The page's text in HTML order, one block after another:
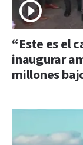
“Este es el
inaugurar
millones